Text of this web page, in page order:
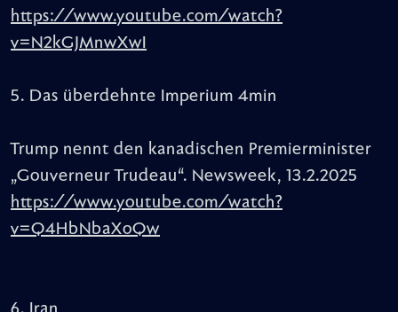
https://www.youtube.com/watch?
v=N2kGJMnwXwI
5. Das überdehnte Imperium 4min
Trump nennt den kanadischen Premierminister
„Gouverneur Trudeau“. Newsweek, 13.2.2025
https://www.youtube.com/watch?
v=Q4HbNbaXoQw